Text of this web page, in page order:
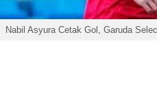
Nabil Asyura Cetak Gol, Garuda